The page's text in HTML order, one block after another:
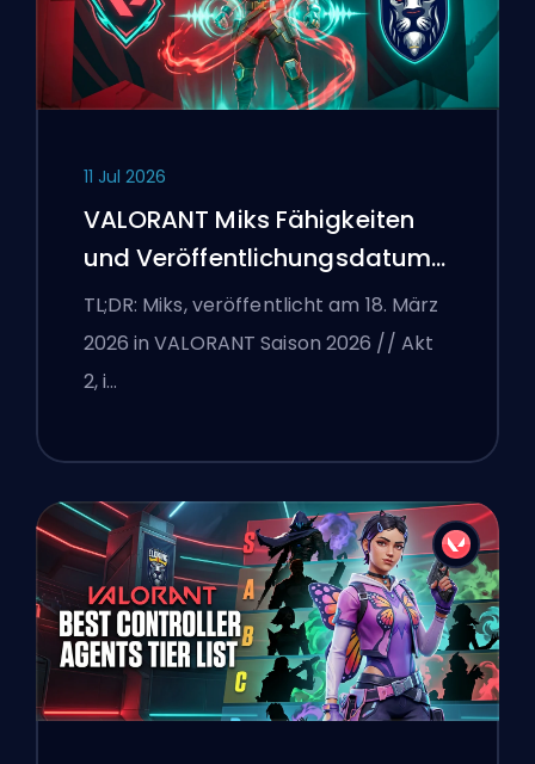
11 Jul 2026
VALORANT Miks Fähigkeiten
und Veröffentlichungsdatum
erklärt
TL;DR: Miks, veröffentlicht am 18. März
2026 in VALORANT Saison 2026 // Akt
2, i…